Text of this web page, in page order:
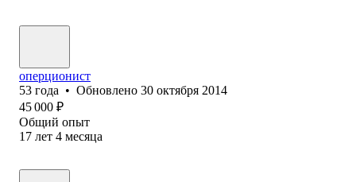
оперционист
53 года • Обновлено 30 октября 2014
45 000 ₽
Общий опыт
17 лет 4 месяца